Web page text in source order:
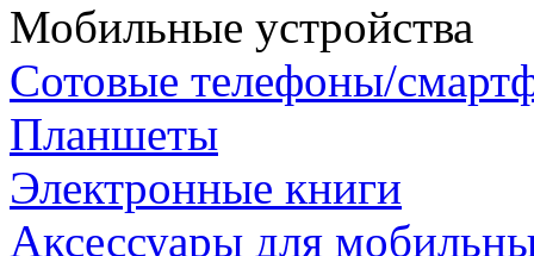
Мобильные устройства
Сотовые телефоны/
Планшеты
Электронные книги
Аксессуары для